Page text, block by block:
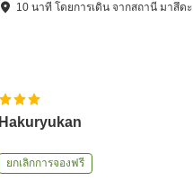
10 นาที โดยการเดิน จากสถานี มาสึดะ
Hakuryukan
ยกเลิกการจองฟรี